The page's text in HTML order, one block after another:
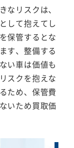
なリスクは、
して抱えてし
保管するとな
す、整備する
い車は価値も
スクを抱えな
ため、保管費
いため買取価